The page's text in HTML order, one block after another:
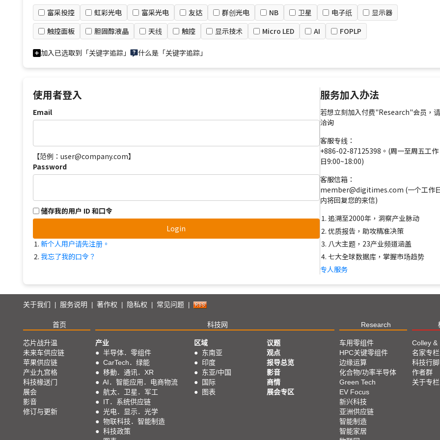
富采投控 虹彩光电 富采光电 友达 群创光电 NB 卫星 电子纸
显示器
触控面板
胆固醇液晶 天线 触控 显示技术 Micro LED AI FOPLP
加入已选取到「关键字追踪」 什么是「关键字追踪」
使用者登入
Email
【范例：user@company.com】
Password
储存我的用户 ID 和口令
Login
新个人用户请先注册。
我忘了我的口令？
服务加入办法
若想立刻加入付费"Research"会员，请
洽询
客服专线：
+886-02-87125398。(周一至周五工作
日9:00~18:00)
客服信箱：
member@digitimes.com (一个工作
内将回复您的来信)
追溯至2000年，洞察产业脉动
优质报告，助攻精准决策
八大主题，23产业频道涵盖
七大全球数据库，掌握市场趋势
专人服务
关于我们 服务说明 著作权 隐私权 常见问题
首页 科技网 Research
芯片战升温
未来车供应链
苹果供应链
产业九宫格
科技椽送门
展会
影音
修订与更新
产业
● 半导体．零组件
● CarTech．绿能
● 移動．通讯．XR
● AI．智能应用．电商物流
● 航太．卫星．军工
● IT．系统供应链
● 光电．显示．光学
● 物联科技．智能制造
● 科技政策
区域
● 东南亚
● 印度
● 东亚/中国
●
国际
●
图表
议题
观点
报导总览
影音
商情
展会专区
车用零组件
HPC关键零组件
边缘运算
化合物/功率半导体
Green Tech
EV Focus
新兴科技
亚洲供应链
智能制造
智能家居
Colley &
名家专栏
科技行脚
作者群
关于专栏